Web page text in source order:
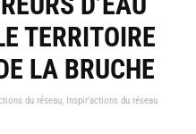
TERRITOIRE
LA BRUCHE
du réseau, Inspir'actions du réseau